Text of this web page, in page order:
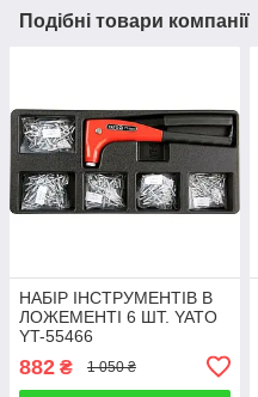
Подібні товари компанії
НАБІР ІНСТРУМЕНТІВ В
ЛОЖЕМЕНТІ 6 ШТ. YATO
YT-55466
882 ₴ 1 050 ₴